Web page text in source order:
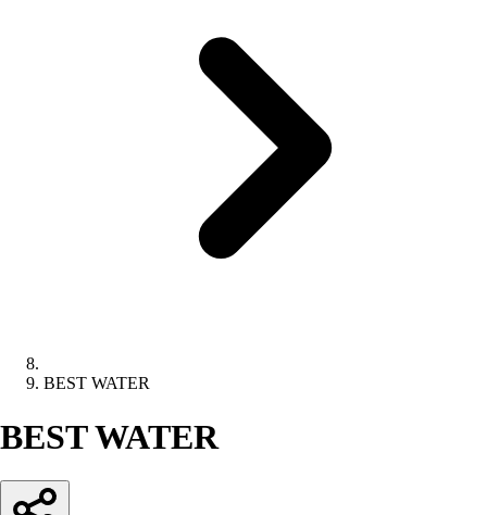
BEST WATER
BEST WATER